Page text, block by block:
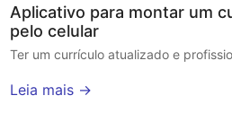
Aplicativo para montar um
pelo celular
Ter um currículo atualizado e
Leia mais →